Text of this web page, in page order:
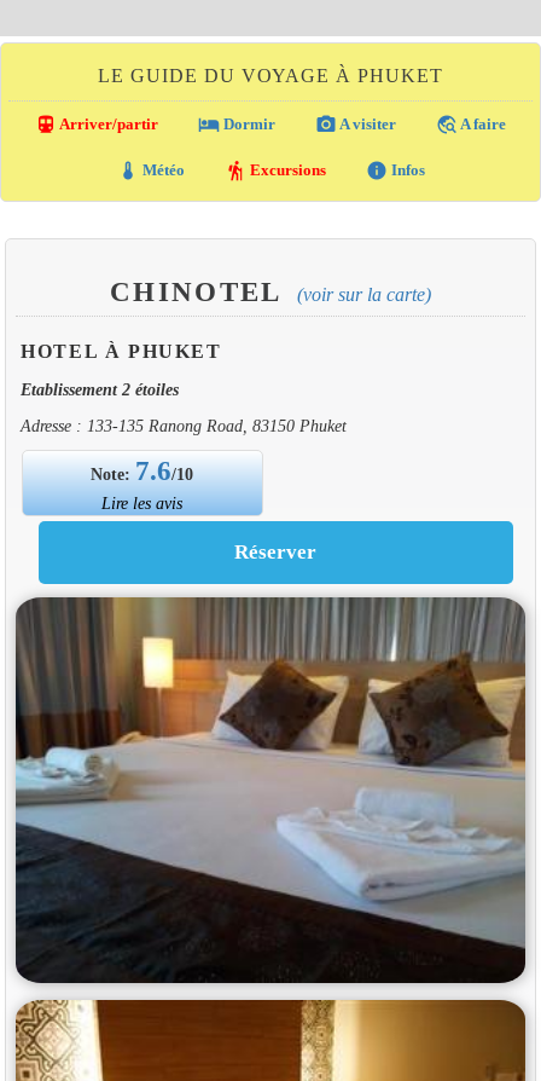
LE GUIDE DU VOYAGE À PHUKET
directions_transit Arriver/partir local_hotel Dormir photo_camera A visiter travel_explore A faire
thermostat Météo hiking Excursions info Infos
CHINOTEL (voir sur la carte)
HOTEL À PHUKET
Etablissement 2 étoiles
Adresse : 133-135 Ranong Road, 83150 Phuket
Note: 7.6/10
Lire les avis